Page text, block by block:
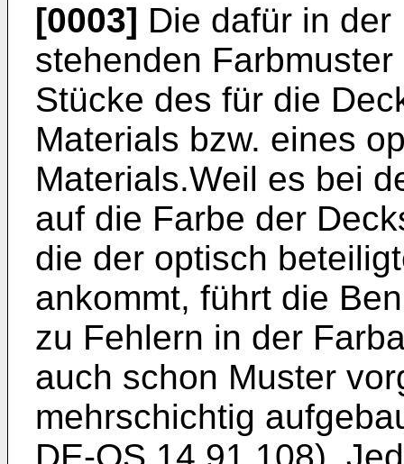
[0003] Die dafür in
stehenden
Stücke des für die
Materials bzw. eines
Materials.Weil es bei
auf die Farbe der
die der optisch
ankommt, führt die
zu Fehlern in der
auch schon Muster
mehrschichtig